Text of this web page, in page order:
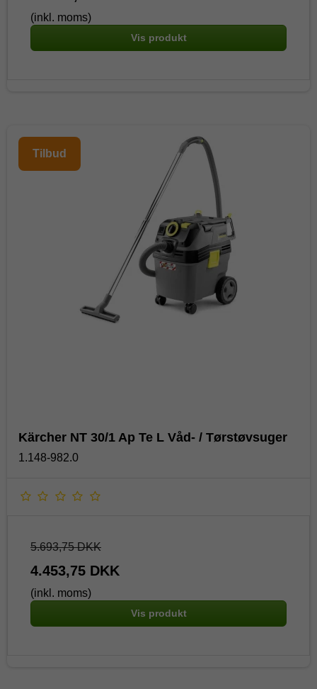
(inkl. moms)
Vis produkt
Tilbud
Kärcher NT 30/1 Ap Te L Våd- / Tørstøvsuger
1.148-982.0
5.693,75 DKK
4.453,75 DKK
(inkl. moms)
Vis produkt